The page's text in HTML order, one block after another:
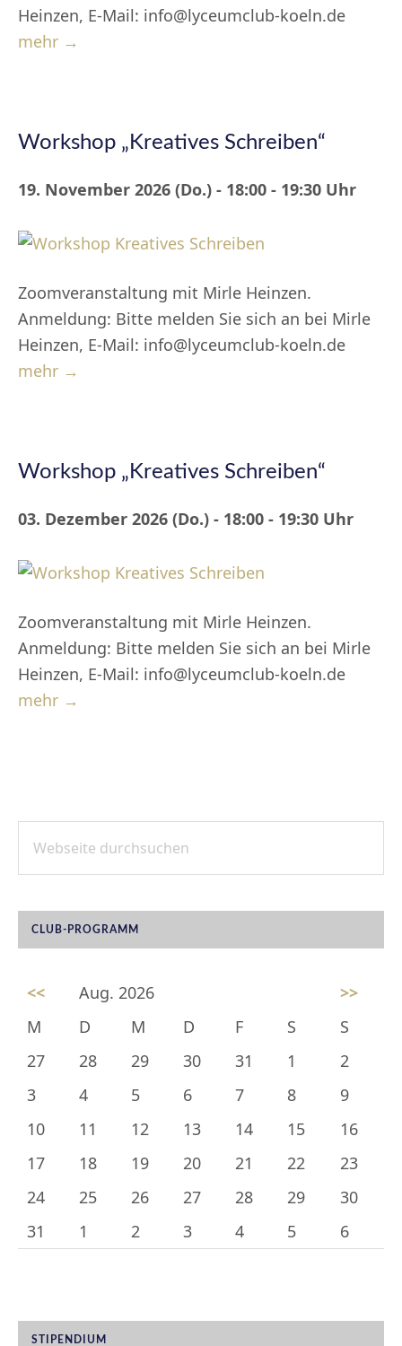
Heinzen, E-Mail: info@lyceumclub-koeln.de
mehr →
Workshop „Kreatives Schreiben“
19. November 2026 (Do.) - 18:00 - 19:30 Uhr
Zoomveranstaltung mit Mirle Heinzen.
Anmeldung: Bitte melden Sie sich an bei Mirle
Heinzen, E-Mail: info@lyceumclub-koeln.de
mehr →
Workshop „Kreatives Schreiben“
03. Dezember 2026 (Do.) - 18:00 - 19:30 Uhr
Zoomveranstaltung mit Mirle Heinzen.
Anmeldung: Bitte melden Sie sich an bei Mirle
Heinzen, E-Mail: info@lyceumclub-koeln.de
mehr →
SEITENSPALTE
durchsuchen
CLUB-PROGRAMM
<< Aug. 2026
>>
M
D M D F S
S
27
28 29 30 31 1
2
3
4 5 6 7 8
9
10
11 12 13 14 15
16
17
18 19 20 21 22
23
24
25 26 27 28 29
30
31
1 2 3 4 5 6
STIPENDIUM